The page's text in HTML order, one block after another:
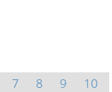
7 8 9
10